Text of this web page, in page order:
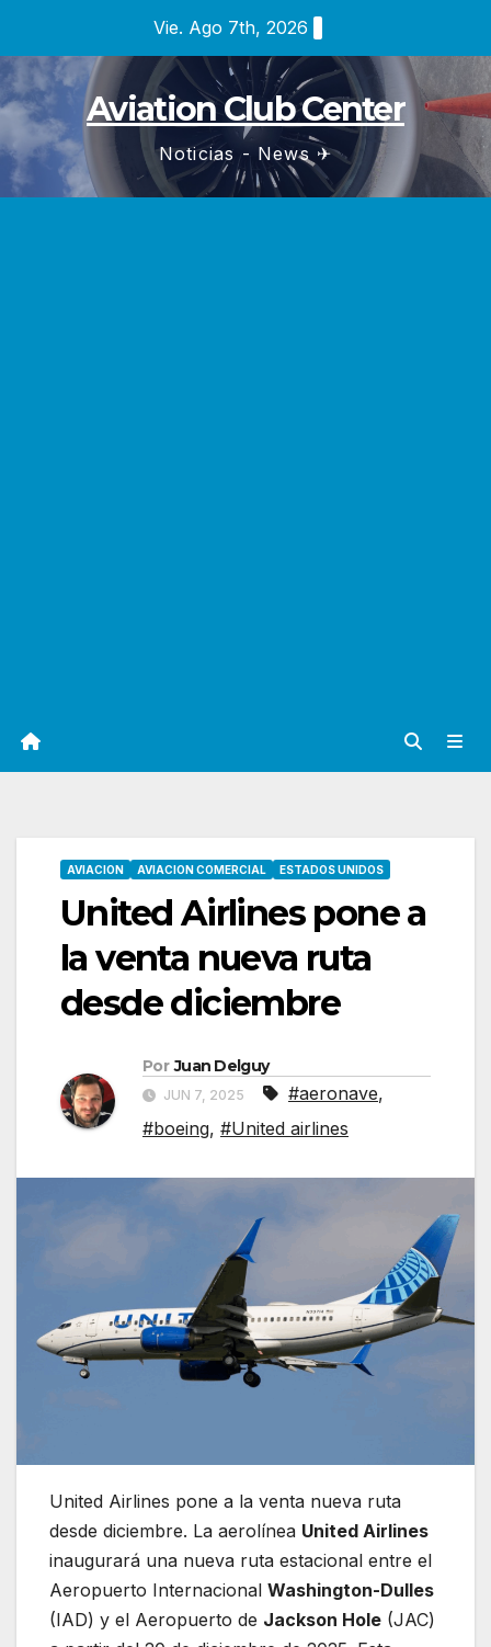
contenido
Vie. Ago 7th, 2026
Aviation Club Center
Noticias - News ✈
AVIACION AVIACION COMERCIAL ESTADOS UNIDOS
United Airlines pone a
la venta nueva ruta
desde diciembre
Por Juan Delguy
JUN 7, 2025 #aeronave,
#boeing, #United airlines
United Airlines pone a la venta nueva ruta
desde diciembre. La aerolínea United Airlines
inaugurará una nueva ruta estacional entre el
Aeropuerto Internacional Washington-Dulles
(IAD) y el Aeropuerto de Jackson Hole (JAC)